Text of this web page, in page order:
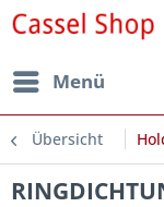
Menü
Übersicht